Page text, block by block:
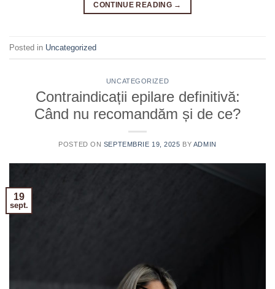
CONTINUE READING →
Posted in Uncategorized
UNCATEGORIZED
Contraindicații epilare definitivă:
Când nu recomandăm și de ce?
POSTED ON SEPTEMBRIE 19, 2025 BY ADMIN
19
sept.